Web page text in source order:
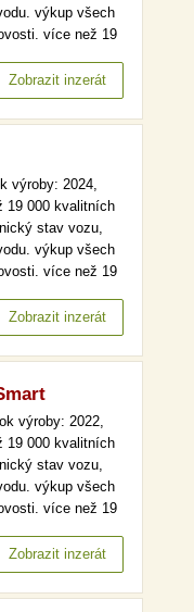
výkup všech
více než 19
záruka…
Zobrazit inzerát
výroby: 2024,
19 000 kvalitních
stav vozu,
výkup všech
více než 19
záruka…
Zobrazit inzerát
výroby: 2022,
19 000 kvalitních
stav vozu,
výkup všech
více než 19
záruka…
Zobrazit inzerát